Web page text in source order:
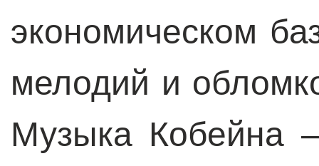
экономическом
мелодий и
Музыка Кобейна